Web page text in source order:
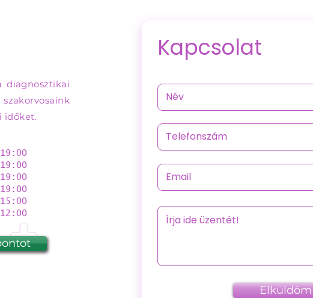
diagnosztikai
időket.
Kapcsolat
Elküldöm